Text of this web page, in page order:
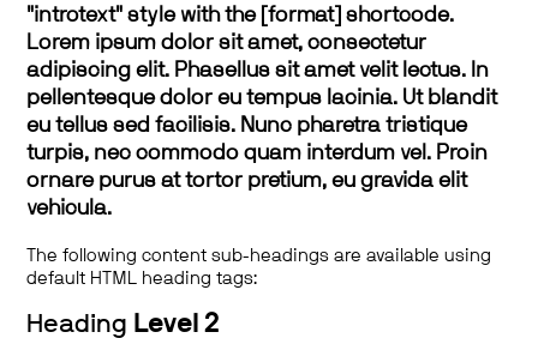
"introtext" style with the [format] shortcode.
Lorem ipsum dolor sit amet, consectetur
adipiscing elit. Phasellus sit amet velit lectus. In
pellentesque dolor eu tempus lacinia. Ut blandit
eu tellus sed facilisis. Nunc pharetra tristique
turpis, nec commodo quam interdum vel. Proin
ornare purus at tortor pretium, eu gravida elit
vehicula.
The following content sub-headings are available using
default HTML heading tags:
Heading Level 2